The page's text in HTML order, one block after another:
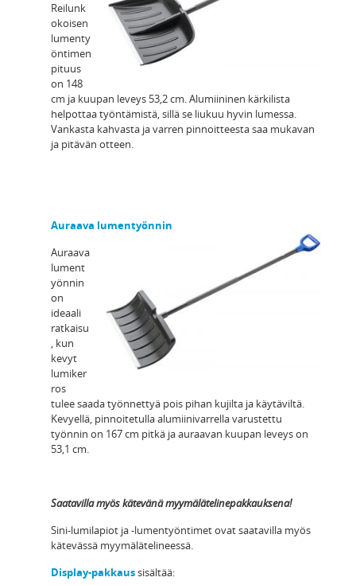
Reilunk
okoisen
lumenty
öntimen
pituus
on 148
cm ja kuupan leveys 53,2 cm. Alumiininen kärkilista
helpottaa työntämistä, sillä se liukuu hyvin lumessa.
Vankasta kahvasta ja varren pinnoitteesta saa mukavan
ja pitävän otteen.
Auraava lumentyönnin
Auraava
lument
yönnin
on
ideaali
ratkaisu
, kun
kevyt
lumiker
ros
tulee saada työnnettyä pois pihan kujilta ja käytäviltä.
Kevyellä, pinnoitetulla alumiinivarrella varustettu
työnnin on 167 cm pitkä ja auraavan kuupan leveys on
53,1 cm.
Saatavilla myös kätevänä myymälätelinepakkauksena!
Sini-lumilapiot ja -lumentyöntimet ovat saatavilla myös
kätevässä myymälätelineessä.
Display-pakkaussisältää: